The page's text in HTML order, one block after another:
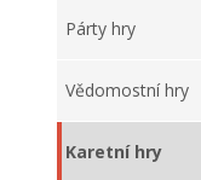
Párty hry
Vědomostní hry
Karetní hry